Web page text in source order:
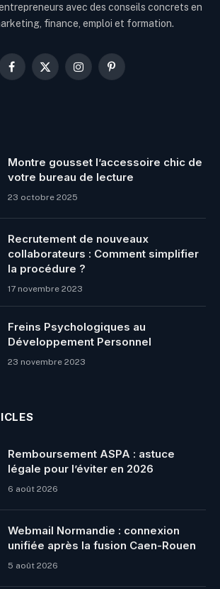
avec des conseils concrets en
finance, emploi et formation.
Facebook
X
InstagramPinterest
Montre gousset l’accessoire chic de
votre bureau de lecture
23 octobre 2025
Recrutement de nouveaux
collaborateurs : Comment simplifier
la procédure ?
17 novembre 2023
Freins Psychologiques au
Développement Personnel
23 novembre 2023
Remboursement ASPA : astuce
légale pour l’éviter en 2026
6 août 2026
Webmail Normandie : connexion
unifiée après la fusion Caen-Rouen
5 août 2026